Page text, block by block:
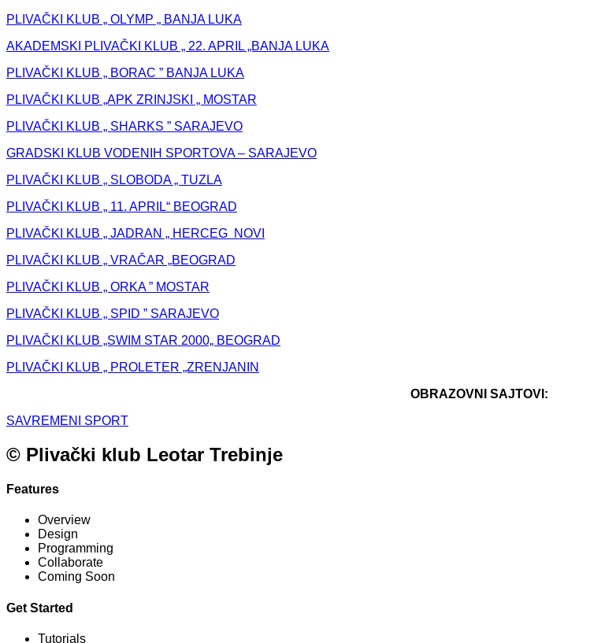
PLIVAČKI KLUB „ OLYMP „ BANJA LUKA
AKADEMSKI PLIVAČKI KLUB „ 22. APRIL „BANJA LUKA
PLIVAČKI KLUB „ BORAC ” BANJA LUKA
PLIVAČKI KLUB „APK ZRINJSKI „ MOSTAR
PLIVAČKI KLUB „ SHARKS ” SARAJEVO
GRADSKI KLUB VODENIH SPORTOVA – SARAJEVO
PLIVAČKI KLUB „ SLOBODA „ TUZLA
PLIVAČKI KLUB „ 11. APRIL“ BEOGRAD
PLIVAČKI KLUB „ JADRAN „ HERCEG NOVI
PLIVAČKI KLUB „ VRAČAR „BEOGRAD
PLIVAČKI KLUB „ ORKA ” MOSTAR
PLIVAČKI KLUB „ SPID ” SARAJEVO
PLIVAČKI KLUB „SWIM STAR 2000„ BEOGRAD
PLIVAČKI KLUB „ PROLETER „ZRENJANIN
OBRAZOVNI SAJTOVI:
SAVREMENI SPORT
© Plivački klub Leotar Trebinje
Features
Overview
Design
Programming
Collaborate
Coming Soon
Get Started
Tutorials